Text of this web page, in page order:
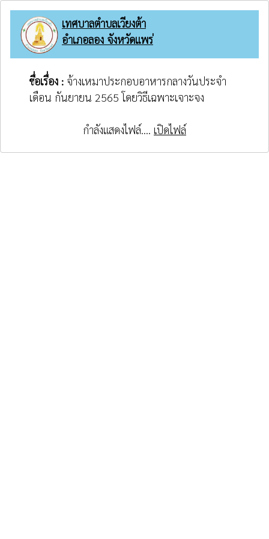
เทศบาลตำบลเวียงต้า
อำเภอลอง จังหวัดแพร่
ชื่อเรื่อง : จ้างเหมาประกอบอาหารกลางวันประจำ
เดือน กันยายน 2565 โดยวิธีเฉพาะเจาะจง
กำลังแสดงไฟล์.... เปิดไฟล์